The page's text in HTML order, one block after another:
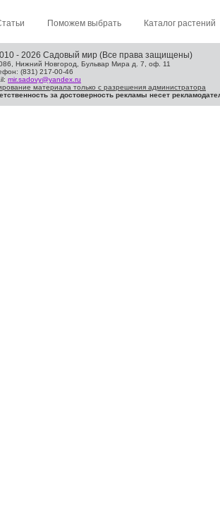
Поможем выбрать Каталог растений
- 2026 Садовый мир (Все права защищены)
Нижний Новгород, Бульвар Мира д. 7, оф. 11
(831) 217-00-46
mir.sadovy@yandex.ru
материала только с разрешения администратора
за достоверность рекламы несет